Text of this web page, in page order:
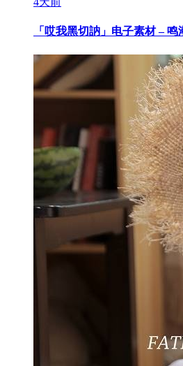
「哎我黑切訥」电子素材 –